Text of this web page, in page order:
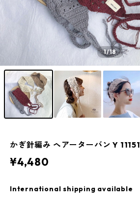
1/18
かぎ針編み ヘアーターバン Y 11151
¥4,480
International shipping available